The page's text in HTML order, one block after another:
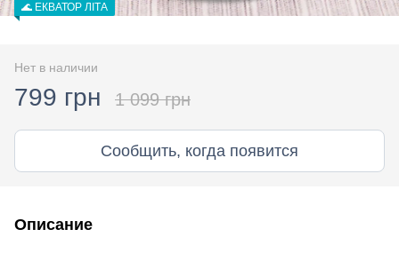
🌊 ЕКВАТОР ЛІТА
Нет в наличии
799 грн 1 099 грн
Сообщить, когда появится
Описание